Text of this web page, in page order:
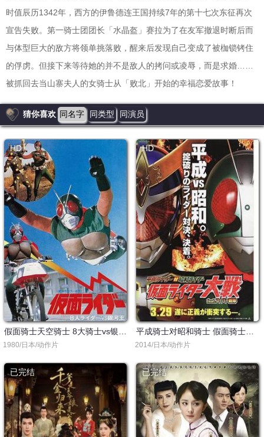
时值辰历1342年，西方的伊鲁德连王国持续7年的第十七次东征再次
宣告失败。第一骑士团团长「水晶盔」赛拉为了在友军撤退时断后而
与体型巨大的敌方将领单挑落败，醒来后发现自己变成了被枷锁铐住
的俘虏。但接下来等待她的并不是敌人的拷问或凌辱，而是求婚……
被抓回去当山寨夫人的女骑士从「败北」开始的幸福恋爱故事！
猜你喜欢 同名字 同类型 同演员
HD
1980/日本/动作片
HD
平成骑士对昭和骑士 假面骑士大战 feat.超级战队
2014/日本/动作片
已完结 已完结